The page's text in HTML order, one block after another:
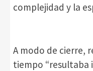
complejidad y la
A modo de cierre,
tiempo “resultaba